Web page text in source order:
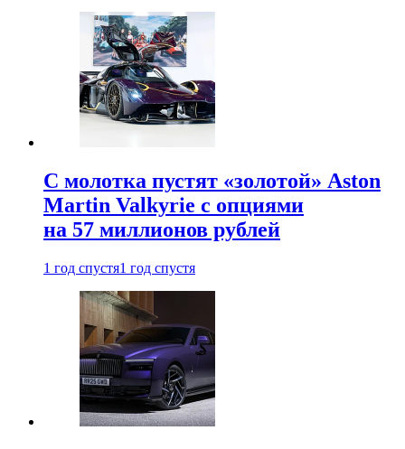
С молотка пустят «золотой» Aston
Martin Valkyrie с опциями
на 57 миллионов рублей
1 год спустя1 год спустя